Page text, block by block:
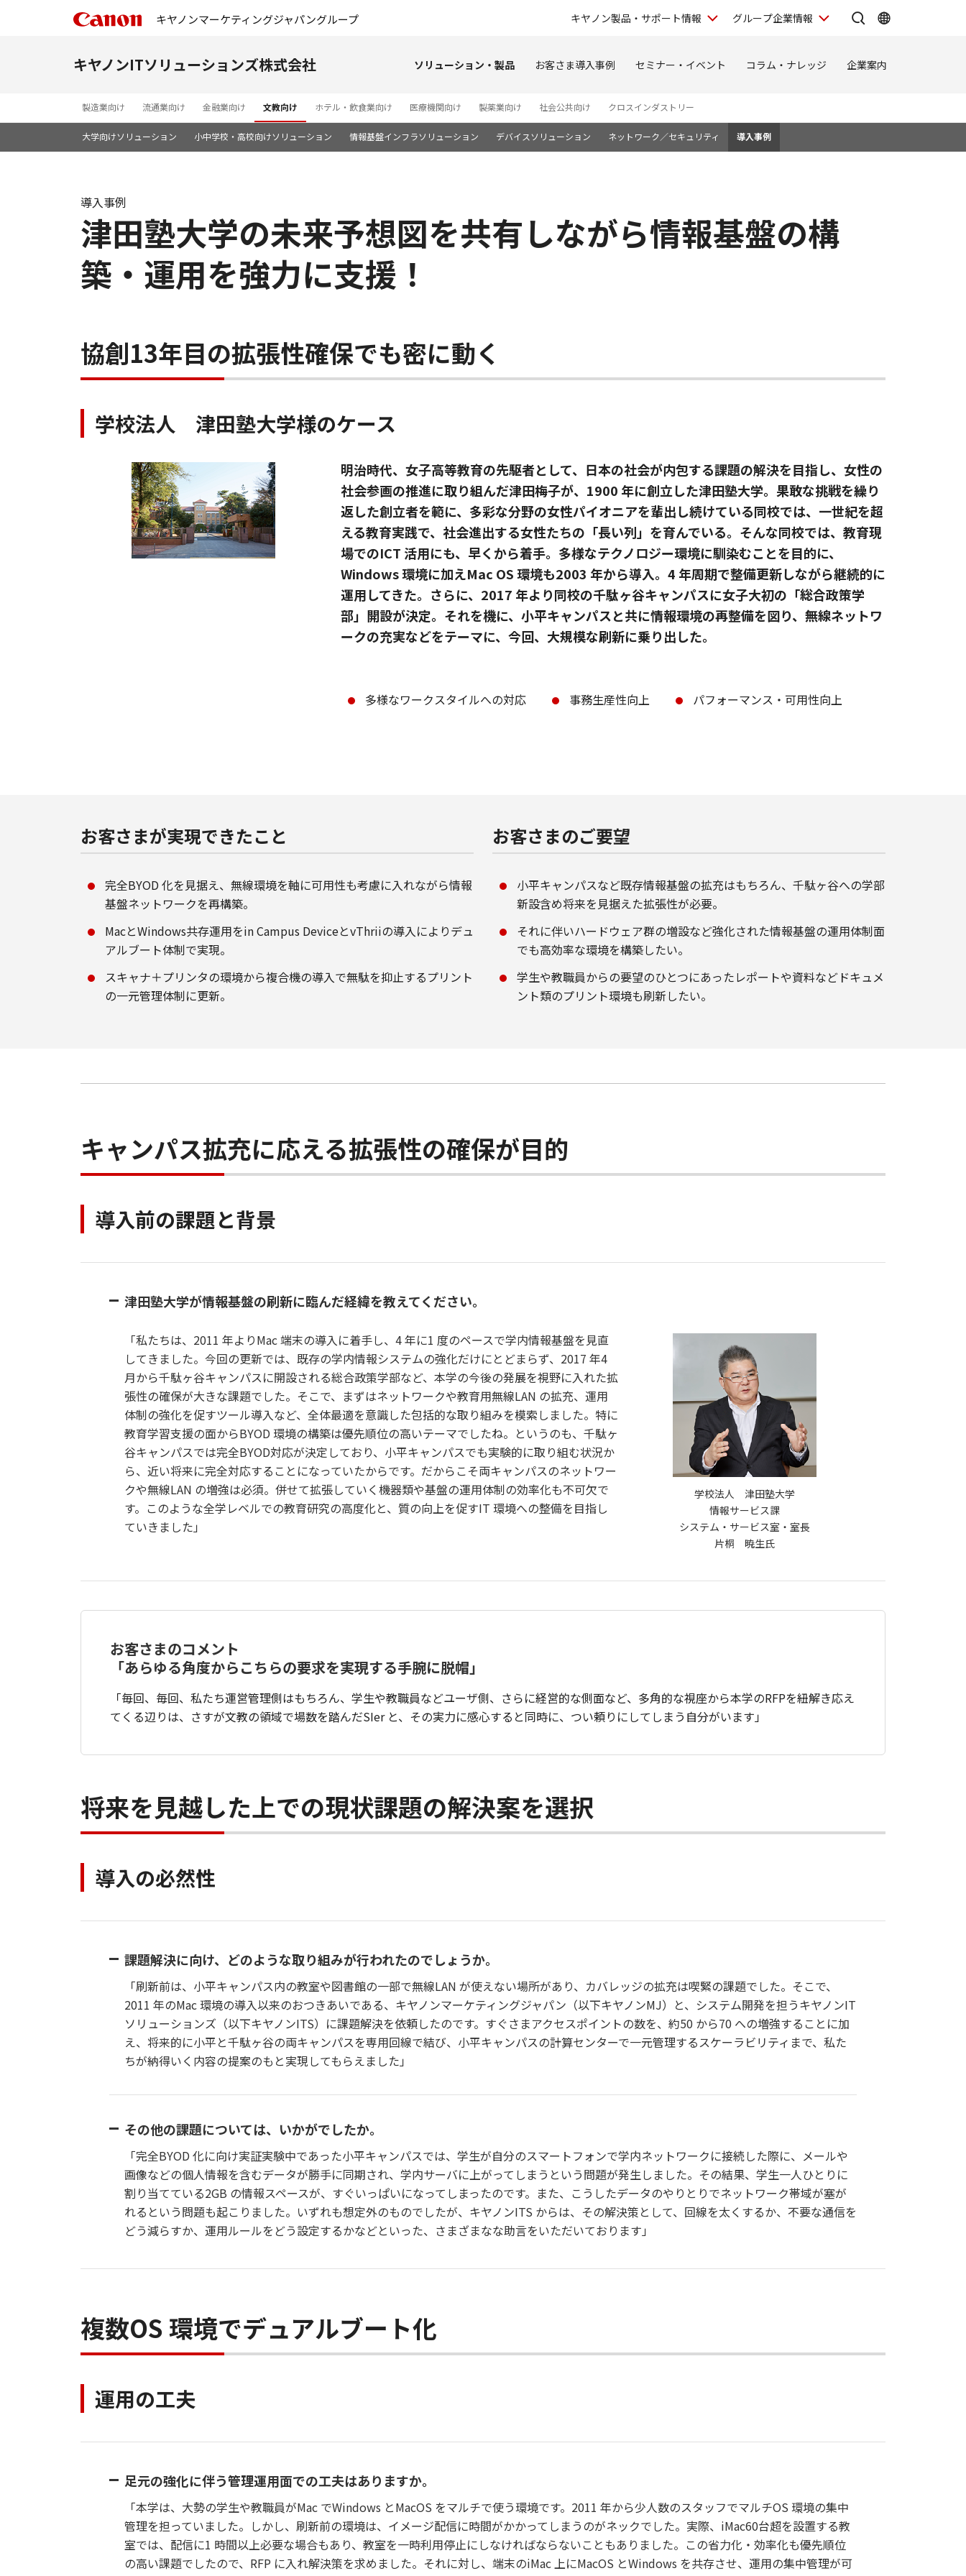
キヤノンマーケティングジャパングループ キヤノン製品・サポート情報 グループ企業情報
キヤノンITソリューションズ株式会社 ソリューション・製品 お客さま導入事例 セミナー・イベント コラム・ナレッジ 企業案内
製造業向け 流通業向け 金融業向け 文教向け ホテル・飲食業向け 医療機関向け 製薬業向け 社会公共向け クロスインダストリー
大学向けソリューション 小中学校・高校向けソリューション 情報基盤インフラソリューション デバイスソリューション ネットワーク／セキュリティ 導入事例
津田塾大学の未来予想図を共有しながら情報基盤の構
築・運用を強力に支援！
導入事例
協創13年目の拡張性確保でも密に動く
学校法人 津田塾大学様のケース
明治時代、女子高等教育の先駆者として、日本の社会が内包する課題の解決を目指し、女性の
社会参画の推進に取り組んだ津田梅子が、1900 年に創立した津田塾大学。果敢な挑戦を繰り
返した創立者を範に、多彩な分野の女性パイオニアを輩出し続けている同校では、一世紀を超
える教育実践で、社会進出する女性たちの「長い列」を育んでいる。そんな同校では、教育現
場でのICT 活用にも、早くから着手。多様なテクノロジー環境に馴染むことを目的に、
Windows 環境に加えMac OS 環境も2003 年から導入。4 年周期で整備更新しながら継続的に
運用してきた。さらに、2017 年より同校の千駄ヶ谷キャンパスに女子大初の「総合政策学
部」開設が決定。それを機に、小平キャンパスと共に情報環境の再整備を図り、無線ネットワ
ークの充実などをテーマに、今回、大規模な刷新に乗り出した。
多様なワークスタイルへの対応 事務生産性向上 パフォーマンス・可用性向上
お客さまが実現できたこと
完全BYOD 化を見据え、無線環境を軸に可用性も考慮に入れながら情報
基盤ネットワークを再構築。
MacとWindows共存運用をin Campus DeviceとvThriiの導入によりデュ
アルブート体制で実現。
スキャナ＋プリンタの環境から複合機の導入で無駄を抑止するプリント
の一元管理体制に更新。
お客さまのご要望
小平キャンパスなど既存情報基盤の拡充はもちろん、千駄ヶ谷への学部
新設含め将来を見据えた拡張性が必要。
それに伴いハードウェア群の増設など強化された情報基盤の運用体制面
でも高効率な環境を構築したい。
学生や教職員からの要望のひとつにあったレポートや資料などドキュメ
ント類のプリント環境も刷新したい。
キャンパス拡充に応える拡張性の確保が目的
導入前の課題と背景
津田塾大学が情報基盤の刷新に臨んだ経緯を教えてください。
学校法人 津田塾大学
情報サービス課
システム・サービス室・室長
片桐 暁生氏
「私たちは、2011 年よりMac 端末の導入に着手し、4 年に1 度のペースで学内情報基盤を見直
してきました。今回の更新では、既存の学内情報システムの強化だけにとどまらず、2017 年4
月から千駄ヶ谷キャンパスに開設される総合政策学部など、本学の今後の発展を視野に入れた拡
張性の確保が大きな課題でした。そこで、まずはネットワークや教育用無線LAN の拡充、運用
体制の強化を促すツール導入など、全体最適を意識した包括的な取り組みを模索しました。特に
教育学習支援の面からBYOD 環境の構築は優先順位の高いテーマでしたね。というのも、千駄ヶ
谷キャンパスでは完全BYOD対応が決定しており、小平キャンパスでも実験的に取り組む状況か
ら、近い将来に完全対応することになっていたからです。だからこそ両キャンパスのネットワー
クや無線LAN の増強は必須。併せて拡張していく機器類や基盤の運用体制の効率化も不可欠で
す。このような全学レベルでの教育研究の高度化と、質の向上を促すIT 環境への整備を目指し
ていきました」
お客さまのコメント
「あらゆる角度からこちらの要求を実現する手腕に脱帽」
「毎回、毎回、私たち運営管理側はもちろん、学生や教職員などユーザ側、さらに経営的な側面など、多角的な視座から本学のRFPを紐解き応え
てくる辺りは、さすが文教の領域で場数を踏んだSIer と、その実力に感心すると同時に、つい頼りにしてしまう自分がいます」
将来を見越した上での現状課題の解決案を選択
導入の必然性
課題解決に向け、どのような取り組みが行われたのでしょうか。
「刷新前は、小平キャンパス内の教室や図書館の一部で無線LAN が使えない場所があり、カバレッジの拡充は喫緊の課題でした。そこで、
2011 年のMac 環境の導入以来のおつきあいである、キヤノンマーケティングジャパン（以下キヤノンMJ）と、システム開発を担うキヤノンIT
ソリューションズ（以下キヤノンITS）に課題解決を依頼したのです。すぐさまアクセスポイントの数を、約50 から70 への増強することに加
え、将来的に小平と千駄ヶ谷の両キャンパスを専用回線で結び、小平キャンパスの計算センターで一元管理するスケーラビリティまで、私た
ちが納得いく内容の提案のもと実現してもらえました」
その他の課題については、いかがでしたか。
「完全BYOD 化に向け実証実験中であった小平キャンパスでは、学生が自分のスマートフォンで学内ネットワークに接続した際に、メールや
画像などの個人情報を含むデータが勝手に同期され、学内サーバに上がってしまうという問題が発生しました。その結果、学生一人ひとりに
割り当てている2GB の情報スペースが、すぐいっぱいになってしまったのです。また、こうしたデータのやりとりでネットワーク帯域が塞が
れるという問題も起こりました。いずれも想定外のものでしたが、キヤノンITS からは、その解決策として、回線を太くするか、不要な通信を
どう減らすか、運用ルールをどう設定するかなどといった、さまざまなな助言をいただいております」
複数OS 環境でデュアルブート化
運用の工夫
足元の強化に伴う管理運用面での工夫はありますか。
「本学は、大勢の学生や教職員がMac でWindows とMacOS をマルチで使う環境です。2011 年から少人数のスタッフでマルチOS 環境の集中
管理を担っていました。しかし、刷新前の環境は、イメージ配信に時間がかかってしまうのがネックでした。実際、iMac60台超を設置する教
室では、配信に1 時間以上必要な場合もあり、教室を一時利用停止にしなければならないこともありました。この省力化・効率化も優先順位
の高い課題でしたので、RFP に入れ解決策を求めました。それに対し、端末のiMac 上にMacOS とWindows を共存させ、運用の集中管理が可